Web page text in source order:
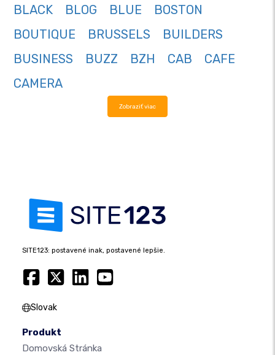
BLACK
BLOG BLUE
BOSTON
BOUTIQUE
BRUSSELS
BUILDERS
BUSINESS
BUZZ BZH CAB
CAFE
CAMERA
Zobraziť viac
SITE123: postavené inak, postavené lepšie.
Slovak
Produkt
Domovská Stránka